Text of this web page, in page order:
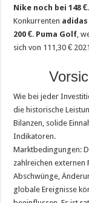
Nike noch bei 148 €
Konkurrenten
200 €. Puma Golf,
sich von 111,30 €
Wie bei jeder
die historische
Bilanzen, solide
Indikatoren.
Marktbedingungen:
zahlreichen externen
Abschwünge,
globale Ereignisse